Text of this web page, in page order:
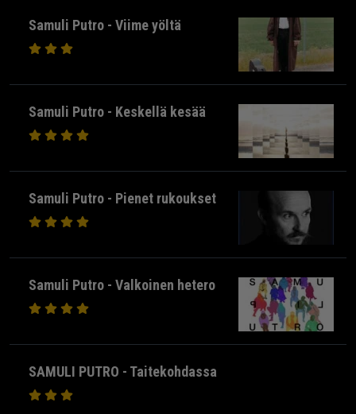
Samuli Putro - Viime yöltä
Samuli Putro - Keskellä kesää
Samuli Putro - Pienet rukoukset
Samuli Putro - Valkoinen hetero
SAMULI PUTRO - Taitekohdassa